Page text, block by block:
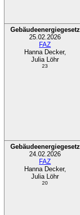
Gebäudeenergiegesetz
25.02.2026
FAZ
Hanna Decker,
Julia Löhr
23
Gebäudeenergiegesetz
24.02.2026
FAZ
Hanna Decker,
Julia Löhr
20